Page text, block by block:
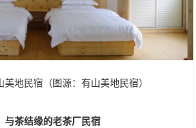
美地民宿（图源：有山美地民宿）
与茶结缘的老茶厂民宿